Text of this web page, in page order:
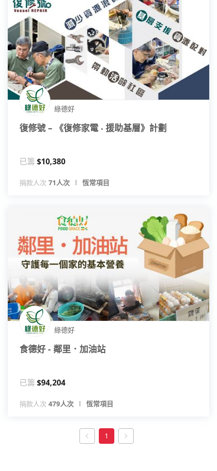
綠德好
復修號 – 《復修家電 ‧ 援助基層》計劃
已籌 $10,380
捐款人次 71人次 恆常項目
綠德好
食德好 - 鄰里．加油站
已籌 $94,204
捐款人次 479人次 恆常項目
1